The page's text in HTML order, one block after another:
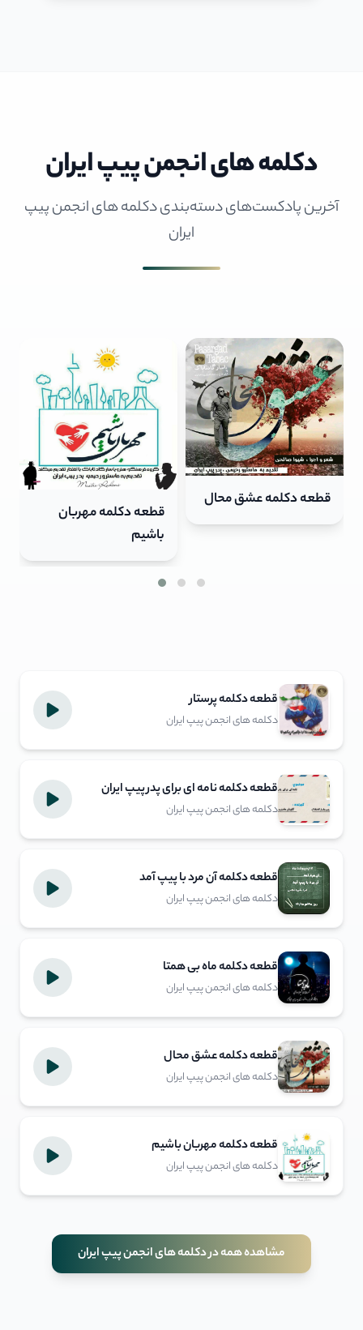
دکلمه های انجمن پیپ ایران
آخرین پادکست‌های دسته‌بندی دکلمه های انجمن پیپ
ایران
قطعه دکلمه مهربان
قطعه دکلمه پرستار
قطعه دکلمه پرستار
دکلمه های انجمن پیپ ایران
قطعه دکلمه نامه ای برای پدر پیپ ایران
دکلمه های انجمن پیپ ایران
قطعه دکلمه آن مرد با پیپ آمد
دکلمه های انجمن پیپ ایران
قطعه دکلمه ماه بی همتا
دکلمه های انجمن پیپ ایران
قطعه دکلمه عشق محال
دکلمه های انجمن پیپ ایران
قطعه دکلمه مهربان باشیم
دکلمه های انجمن پیپ ایران
مشاهده همه در دکلمه های انجمن پیپ ایران